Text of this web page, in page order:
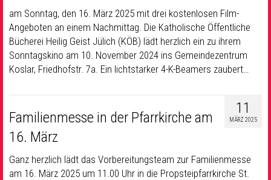
am Sonntag, den 16. März 2025 mit drei kostenlosen Film-
Angeboten an einem Nachmittag. Die Katholische Öffentliche
Bücherei Heilig Geist Jülich (KÖB) lädt herzlich ein zu ihrem
Sonntagskino am 10. November 2024 ins Gemeindezentrum
Koslar, Friedhofstr. 7a. Ein lichtstarker 4-K-Beamers zaubert…
11
MÄRZ 2025
Familienmesse in der Pfarrkirche am
16. März
Ganz herzlich lädt das Vorbereitungsteam zur Familienmesse
am 16. März 2025 um 11.00 Uhr in die Propsteipfarrkirche St.